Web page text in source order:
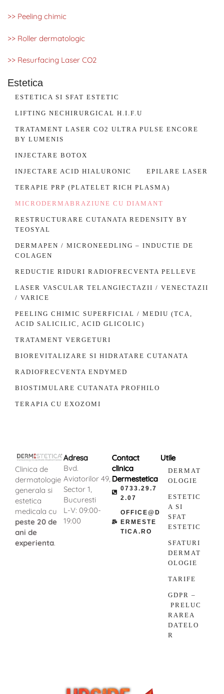
Estetica
ESTETICA SI SFAT ESTETIC
LIFTING NECHIRURGICAL H.I.F.U
TRATAMENT LASER CO2 ULTRA PULSE ENCORE
BY LUMENIS
INJECTARE BOTOX
INJECTARE ACID HIALURONIC EPILARE LASER
TERAPIE PRP (PLATELET RICH PLASMA)
MICRODERMABRAZIUNE CU DIAMANT
RESTRUCTURARE CUTANATA REDENSITY BY
TEOSYAL
DERMAPEN / MICRONEEDLING – INDUCTIE DE
COLAGEN
REDUCTIE RIDURI RADIOFRECVENTA PELLEVE
LASER VASCULAR TELANGIECTAZII / VENECTAZII
/ VARICE
PEELING CHIMIC SUPERFICIAL / MEDIU (TCA,
ACID SALICILIC, ACID GLICOLIC)
TRATAMENT VERGETURI
BIOREVITALIZARE SI HIDRATARE CUTANATA
RADIOFRECVENTA ENDYMED
BIOSTIMULARE CUTANATA PROFHILO
TERAPIA CU EXOZOMI
>> Peeling chimic
>> Roller dermatologic
>> Resurfacing Laser CO2
Clinica de
dermatologie
generala si
estetica
medicala cu
peste 20 de
ani de
experienta.
Adresa
Bvd.
Aviatorilor 49,
Sector 1,
Bucuresti
L-V: 09:00-
19:00
Contact
clinica
Dermestetica
0733.29.7
2.07
OFFICE@D
ERMESTE
TICA.RO
Utile
DERMAT
OLOGIE
ESTETIC
A SI
SFAT
ESTETIC
SFATURI
DERMAT
OLOGIE
TARIFE
GDPR –
PRELUC
RAREA
DATELO
R